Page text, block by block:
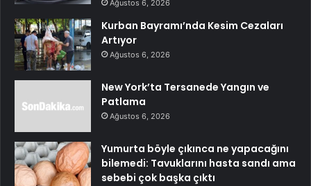
Ağustos 6, 2026
Kurban Bayramı’nda Kesim Cezaları
Artıyor
Ağustos 6, 2026
New York’ta Tersanede Yangın ve
Patlama
Ağustos 6, 2026
Yumurta böyle çıkınca ne yapacağını
bilemedi: Tavuklarını hasta sandı ama
sebebi çok başka çıktı